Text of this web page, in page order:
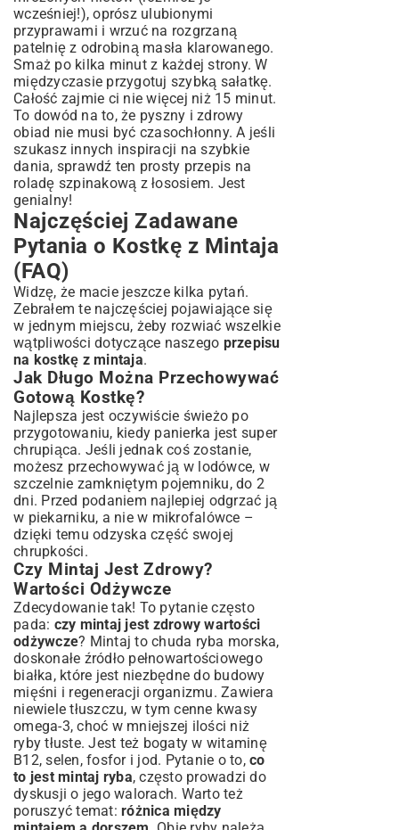
wcześniej!), oprósz ulubionymi
przyprawami i wrzuć na rozgrzaną
patelnię z odrobiną masła klarowanego.
Smaż po kilka minut z każdej strony. W
międzyczasie przygotuj szybką sałatkę.
Całość zajmie ci nie więcej niż 15 minut.
To dowód na to, że pyszny i zdrowy
obiad nie musi być czasochłonny. A jeśli
szukasz innych inspiracji na szybkie
dania, sprawdź ten prosty przepis na
roladę szpinakową z łososiem. Jest
genialny!
Najczęściej Zadawane
Pytania o Kostkę z Mintaja
(FAQ)
Widzę, że macie jeszcze kilka pytań.
Zebrałem te najczęściej pojawiające się
w jednym miejscu, żeby rozwiać wszelkie
wątpliwości dotyczące naszego przepisu
na kostkę z mintaja.
Jak Długo Można Przechowywać
Gotową Kostkę?
Najlepsza jest oczywiście świeżo po
przygotowaniu, kiedy panierka jest super
chrupiąca. Jeśli jednak coś zostanie,
możesz przechowywać ją w lodówce, w
szczelnie zamkniętym pojemniku, do 2
dni. Przed podaniem najlepiej odgrzać ją
w piekarniku, a nie w mikrofalówce –
dzięki temu odzyska część swojej
chrupkości.
Czy Mintaj Jest Zdrowy?
Wartości Odżywcze
Zdecydowanie tak! To pytanie często
pada: czy mintaj jest zdrowy wartości
odżywcze? Mintaj to chuda ryba morska,
doskonałe źródło pełnowartościowego
białka, które jest niezbędne do budowy
mięśni i regeneracji organizmu. Zawiera
niewiele tłuszczu, w tym cenne kwasy
omega-3, choć w mniejszej ilości niż
ryby tłuste. Jest też bogaty w witaminę
B12, selen, fosfor i jod. Pytanie o to, co
to jest mintaj ryba, często prowadzi do
dyskusji o jego walorach. Warto też
poruszyć temat: różnica między